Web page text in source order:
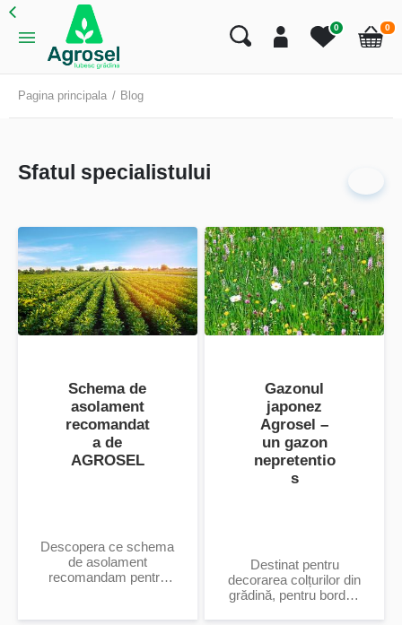
0
Cart
0
Pagina principala Blog
Sfatul specialistului
Schema de
asolament
recomandat
a de
AGROSEL
Descopera ce schema
de asolament
recomandam pentru
Gazonul
japonez
Agrosel –
un gazon
nepretentio
s
Destinat pentru
decorarea colțurilor din
grădină, pentru borduri